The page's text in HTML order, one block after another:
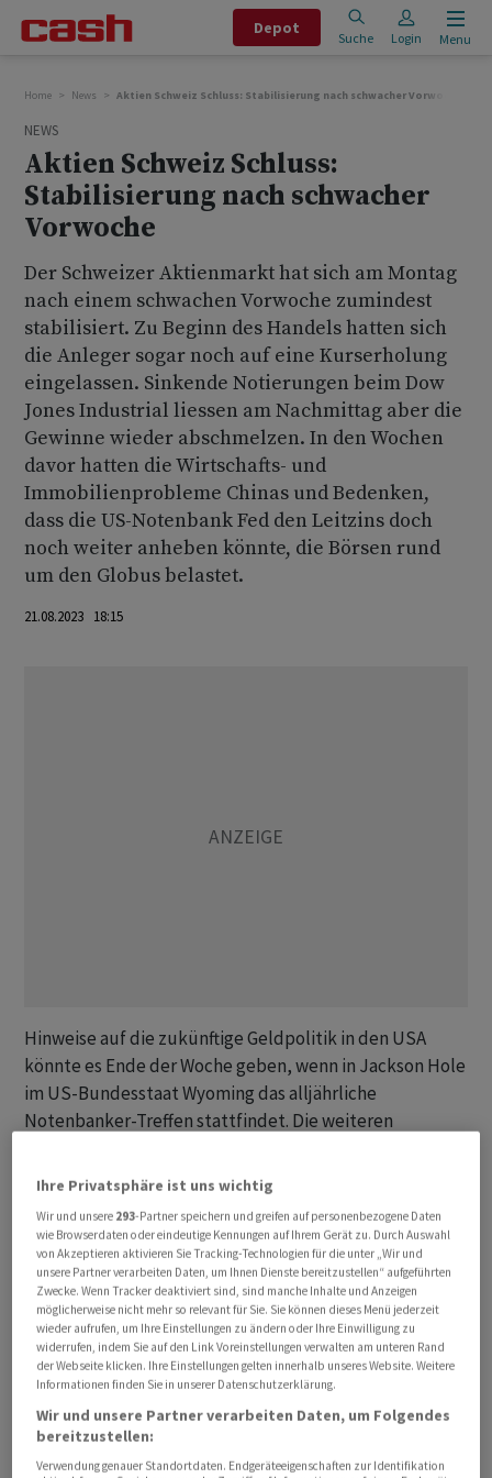
Depot
Suche Login Menu
Home News Aktien Schweiz Schluss: Stabilisierung nach schwacher Vorwoche
NEWS
Aktien Schweiz Schluss:
Stabilisierung nach schwacher
Vorwoche
Der Schweizer Aktienmarkt hat sich am Montag
nach einem schwachen Vorwoche zumindest
stabilisiert. Zu Beginn des Handels hatten sich
die Anleger sogar noch auf eine Kurserholung
eingelassen. Sinkende Notierungen beim Dow
Jones Industrial liessen am Nachmittag aber die
Gewinne wieder abschmelzen. In den Wochen
davor hatten die Wirtschafts- und
Immobilienprobleme Chinas und Bedenken,
dass die US-Notenbank Fed den Leitzins doch
noch weiter anheben könnte, die Börsen rund
um den Globus belastet.
21.08.2023 18:15
Hinweise auf die zukünftige Geldpolitik in den USA
könnte es Ende der Woche geben, wenn in Jackson Hole
im US-Bundesstaat Wyoming das alljährliche
Notenbanker-Treffen stattfindet. Die weiteren
zurückhaltend eingeschätzt, zumal die
schwächelnden Konjunktur in China nicht entschärft
werden konnten. Zwar hatte die chinesische
Zentralbank einen ihrer Referenzzinssätze gesenkt,
damit aber enttäuscht, weil der Schritt die
Erwartungen verfehlte. China leidet unter einer
schweren Immobilienkrise.
Der Swiss Market Index (SMI) schloss zu Wochenbeginn
0,09 Prozent höher auf 10'848,34 Punkten. Der SLI, in
Ihre Privatsphäre ist uns wichtig
Wir und unsere 293-Partner speichern und greifen auf personenbezogene Daten
wie Browserdaten oder eindeutige Kennungen auf Ihrem Gerät zu. Durch Auswahl
von Akzeptieren aktivieren Sie Tracking-Technologien für die unter „Wir und
unsere Partner verarbeiten Daten, um Ihnen Dienste bereitzustellen“ aufgeführten
Zwecke. Wenn Tracker deaktiviert sind, sind manche Inhalte und Anzeigen
möglicherweise nicht mehr so relevant für Sie. Sie können dieses Menü jederzeit
wieder aufrufen, um Ihre Einstellungen zu ändern oder Ihre Einwilligung zu
widerrufen, indem Sie auf den Link Voreinstellungen verwalten am unteren Rand
der Webseite klicken. Ihre Einstellungen gelten innerhalb unseres Website. Weitere
Informationen finden Sie in unserer Datenschutzerklärung.
Wir und unsere Partner verarbeiten Daten, um Folgendes
bereitzustellen:
Verwendung genauer Standortdaten. Endgeräteeigenschaften zur Identifikation